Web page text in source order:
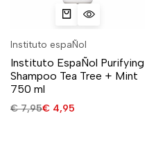
Instituto espaÑol
Instituto EspaÑol Purifying
Shampoo Tea Tree + Mint
750 ml
€7,95€ 4,95